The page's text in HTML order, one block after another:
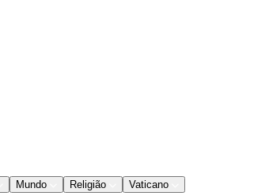
Mundo Religião Vaticano